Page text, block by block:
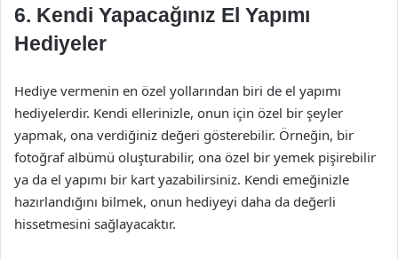
6. Kendi Yapacağınız El Yapımı
Hediyeler
Hediye vermenin en özel yollarından biri de el yapımı
hediyelerdir. Kendi ellerinizle, onun için özel bir şeyler
yapmak, ona verdiğiniz değeri gösterebilir. Örneğin, bir
fotoğraf albümü oluşturabilir, ona özel bir yemek pişirebilir
ya da el yapımı bir kart yazabilirsiniz. Kendi emeğinizle
hazırlandığını bilmek, onun hediyeyi daha da değerli
hissetmesini sağlayacaktır.